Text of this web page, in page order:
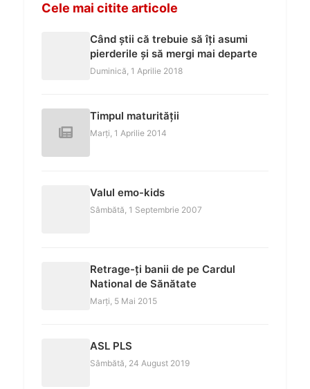
Cele mai citite articole
Când știi că trebuie să îți asumi
pierderile și să mergi mai departe
Duminică, 1 Aprilie 2018
Timpul maturității
Marți, 1 Aprilie 2014
Valul emo-kids
Sâmbătă, 1 Septembrie 2007
Retrage-ți banii de pe Cardul
National de Sănătate
Marți, 5 Mai 2015
ASL PLS
Sâmbătă, 24 August 2019